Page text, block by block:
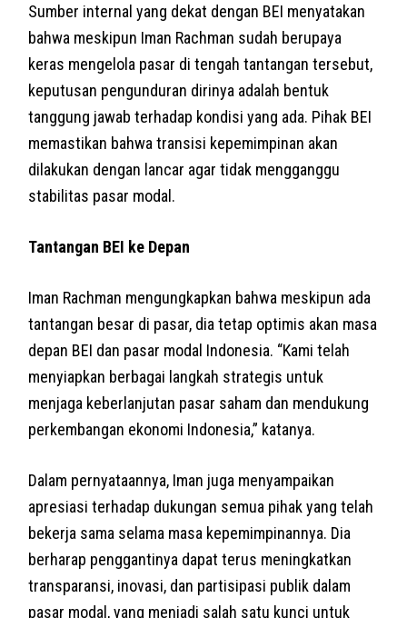
Sumber internal yang dekat dengan BEI menyatakan
bahwa meskipun Iman Rachman sudah berupaya
keras mengelola pasar di tengah tantangan tersebut,
keputusan pengunduran dirinya adalah bentuk
tanggung jawab terhadap kondisi yang ada. Pihak BEI
memastikan bahwa transisi kepemimpinan akan
dilakukan dengan lancar agar tidak mengganggu
stabilitas pasar modal.
Tantangan BEI ke Depan
Iman Rachman mengungkapkan bahwa meskipun ada
tantangan besar di pasar, dia tetap optimis akan masa
depan BEI dan pasar modal Indonesia. “Kami telah
menyiapkan berbagai langkah strategis untuk
menjaga keberlanjutan pasar saham dan mendukung
perkembangan ekonomi Indonesia,” katanya.
Dalam pernyataannya, Iman juga menyampaikan
apresiasi terhadap dukungan semua pihak yang telah
bekerja sama selama masa kepemimpinannya. Dia
berharap penggantinya dapat terus meningkatkan
transparansi, inovasi, dan partisipasi publik dalam
pasar modal, yang menjadi salah satu kunci untuk